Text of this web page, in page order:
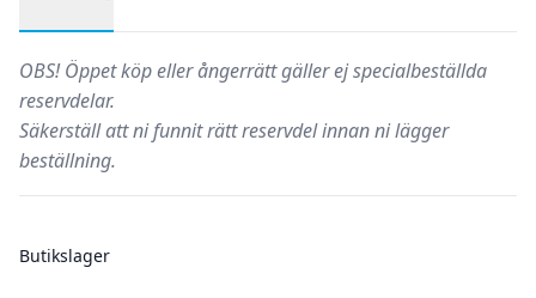
OBS!Öppet köp eller ångerrätt gäller ej specialbeställda
reservdelar.
Säkerställ att ni funnit rätt reservdel innan ni lägger
beställning.
Butikslager